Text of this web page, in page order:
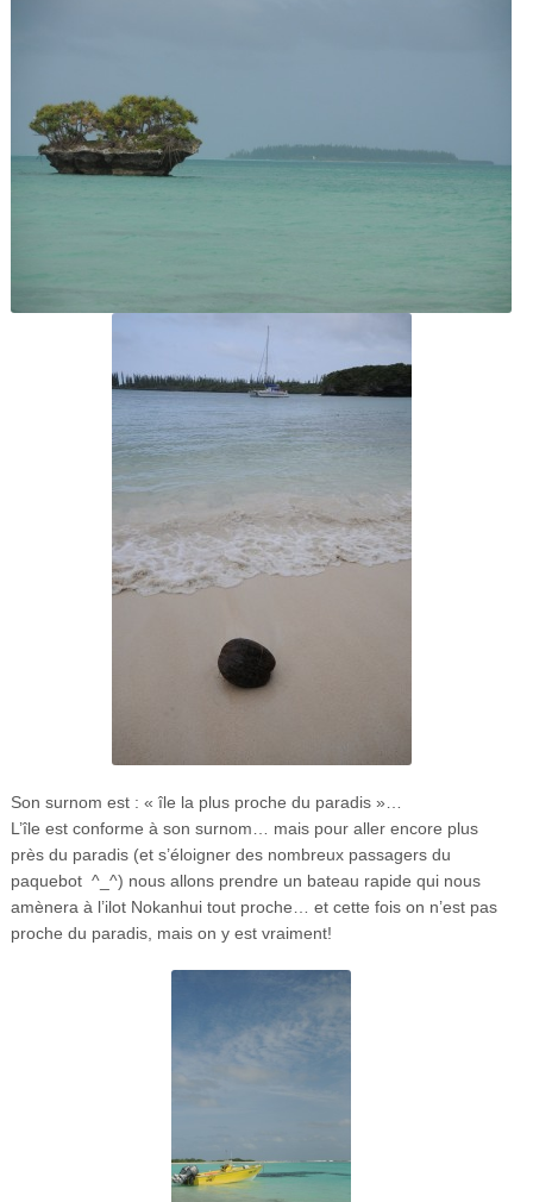
Son surnom est : « île la plus proche du paradis »…
L’île est conforme à son surnom… mais pour aller encore plus
près du paradis (et s’éloigner des nombreux passagers du
paquebot ^_^) nous allons prendre un bateau rapide qui nous
amènera à l’ilot Nokanhui tout proche… et cette fois on n’est pas
proche du paradis, mais on y est vraiment!